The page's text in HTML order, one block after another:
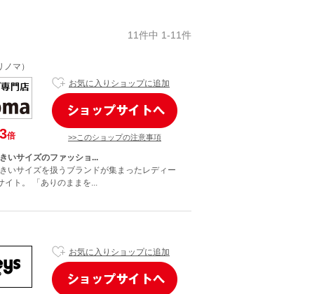
11件中 1-11件
マ）
3倍
お気に入りショップに追加
>>このショップの注意事項
いサイズのファッショ...
いサイズを扱うブランドが集まったレディー
イト。 「ありのままを...
お気に入りショップに追加